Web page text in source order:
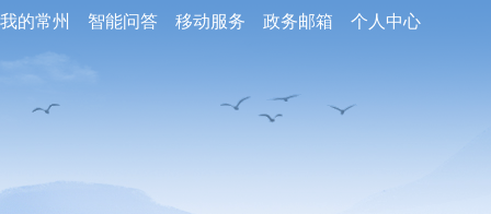
我的常州 智能问答 移动服务 政务邮箱 个人中心